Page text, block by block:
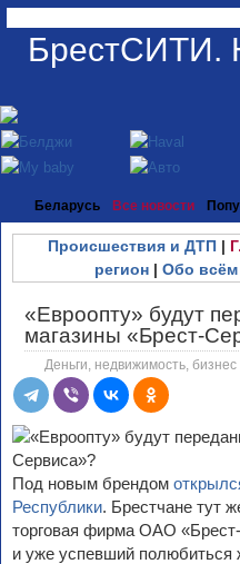
БрестСИТИ.
Беларусь Все новости
Происшествия и ДТП|
регион | Обо всём
«Евроопту» будут
магазины «Брест-
Деньги, недвижимость, бизнес
Под новым брендом
Республики. Брестчане тут
торговая фирма ОАО
и уже успевший полюбиться